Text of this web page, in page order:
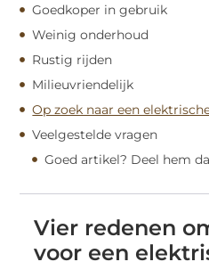
Goedkoper in gebruik
Weinig onderhoud
Rustig rijden
Milieuvriendelijk
Op zoek naar een
Veelgestelde vragen
Goed artikel? Deel hem
Vier redenen
voor een